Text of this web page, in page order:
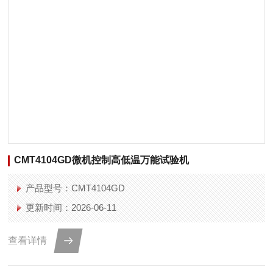
CMT4104GD微机控制高低温万能试验机
产品型号：CMT4104GD
更新时间：2026-06-11
查看详情